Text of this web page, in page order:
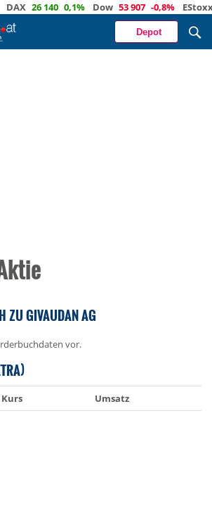
26 140 0,1% Dow 53 907 -0,8%
Depot
ZU GIVAUDAN AG
vor.
Kurs
Umsatz